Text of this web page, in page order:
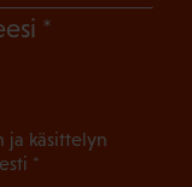
(Pakollinen)
ja käsittelyn
*